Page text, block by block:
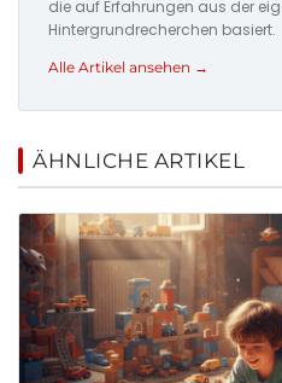
die auf Erfahrungen aus der
Hintergrundrecherchen basiert.
Alle Artikel ansehen →
ÄHNLICHE ARTIKEL